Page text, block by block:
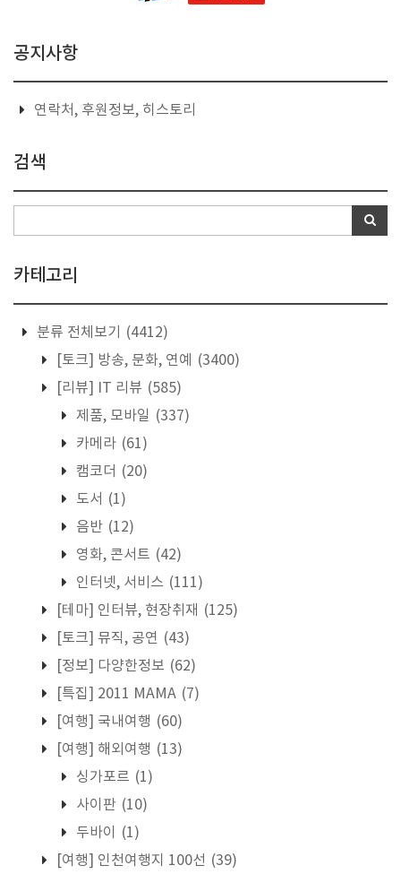
공지사항
연락처, 후원정보, 히스토리
검색
카테고리
분류 전체보기
(4412)
[토크] 방송, 문화, 연예
(3400)
[리뷰] IT 리뷰 (585)
제품, 모바일 (337)
카메라 (61)
캠코더 (20)
도서 (1)
음반 (12)
영화, 콘서트 (42)
인터넷, 서비스 (111)
[테마] 인터뷰, 현장취재 (125)
[토크] 뮤직, 공연 (43)
[정보] 다양한정보 (62)
[특집] 2011 MAMA (7)
[여행] 국내여행 (60)
[여행] 해외여행 (13)
싱가포르 (1)
사이판 (10)
두바이
(1)
[여행] 인천여행지 100선 (39)